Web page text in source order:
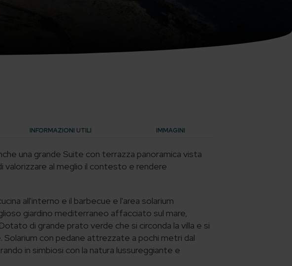
INFORMAZIONI UTILI IMMAGINI
una grande Suite con terrazza panoramica vista
valorizzare al meglio il contesto e rendere
all'interno e il barbecue e l'area solarium
giardino mediterraneo affacciato sul mare,
di grande prato verde che si circonda la villa e si
Solarium con pedane attrezzate a pochi metri dal
in simbiosi con la natura lussureggiante e